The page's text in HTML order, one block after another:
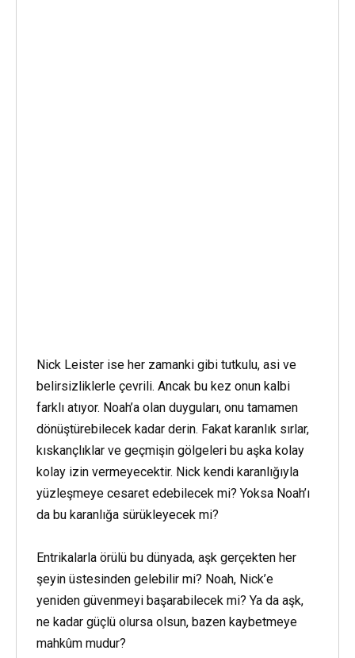
Nick Leister ise her zamanki gibi tutkulu, asi ve
belirsizliklerle çevrili. Ancak bu kez onun kalbi
farklı atıyor. Noah’a olan duyguları, onu tamamen
dönüştürebilecek kadar derin. Fakat karanlık sırlar,
kıskançlıklar ve geçmişin gölgeleri bu aşka kolay
kolay izin vermeyecektir. Nick kendi karanlığıyla
yüzleşmeye cesaret edebilecek mi? Yoksa Noah’ı
da bu karanlığa sürükleyecek mi?
Entrikalarla örülü bu dünyada, aşk gerçekten her
şeyin üstesinden gelebilir mi? Noah, Nick’e
yeniden güvenmeyi başarabilecek mi? Ya da aşk,
ne kadar güçlü olursa olsun, bazen kaybetmeye
mahkûm mudur?